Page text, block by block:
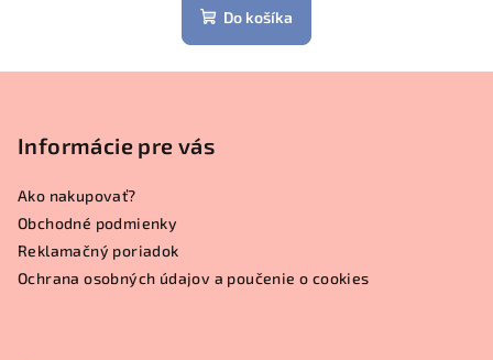
Do košíka
Informácie pre vás
Ako nakupovať?
Obchodné podmienky
Reklamačný poriadok
Ochrana osobných údajov a poučenie o cookies